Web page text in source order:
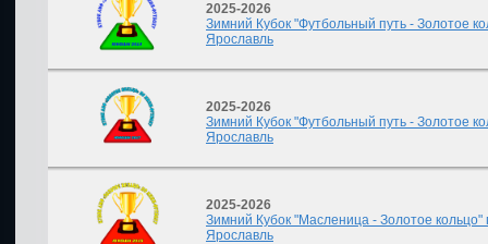
2025-2026
Зимний Кубок "Футбольный путь - Золотое
Ярославль
2025-2026
Зимний Кубок "Футбольный путь - Золотое
Ярославль
2025-2026
Зимний Кубок "Масленица - Золотое
Ярославль